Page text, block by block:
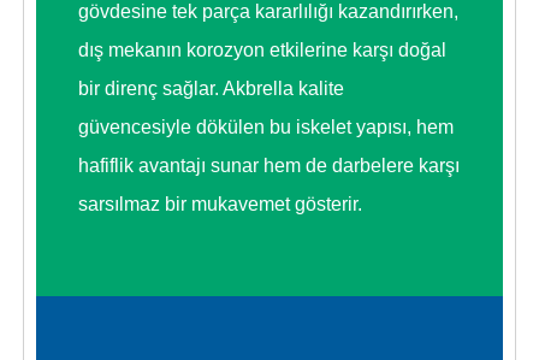
gövdesine tek parça kararlılığı kazandırırken,
dış mekanın korozyon etkilerine karşı doğal
bir direnç sağlar. Akbrella kalite
güvencesiyle dökülen bu iskelet yapısı, hem
hafiflik avantajı sunar hem de darbelere karşı
sarsılmaz bir mukavemet gösterir.